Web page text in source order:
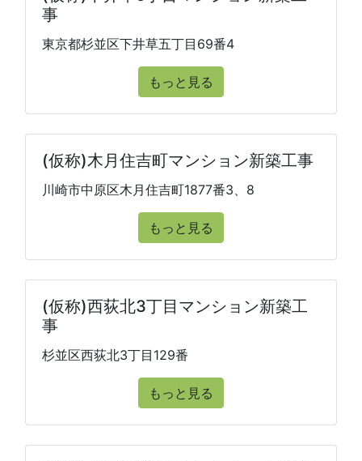
事
東京都杉並区下井草五丁目69番4
もっと見る
(仮称)木月住吉町マンション新築工事
川崎市中原区木月住吉町1877番3、8
もっと見る
(仮称)西荻北3丁目マンション新築工
事
杉並区西荻北3丁目129番
もっと見る